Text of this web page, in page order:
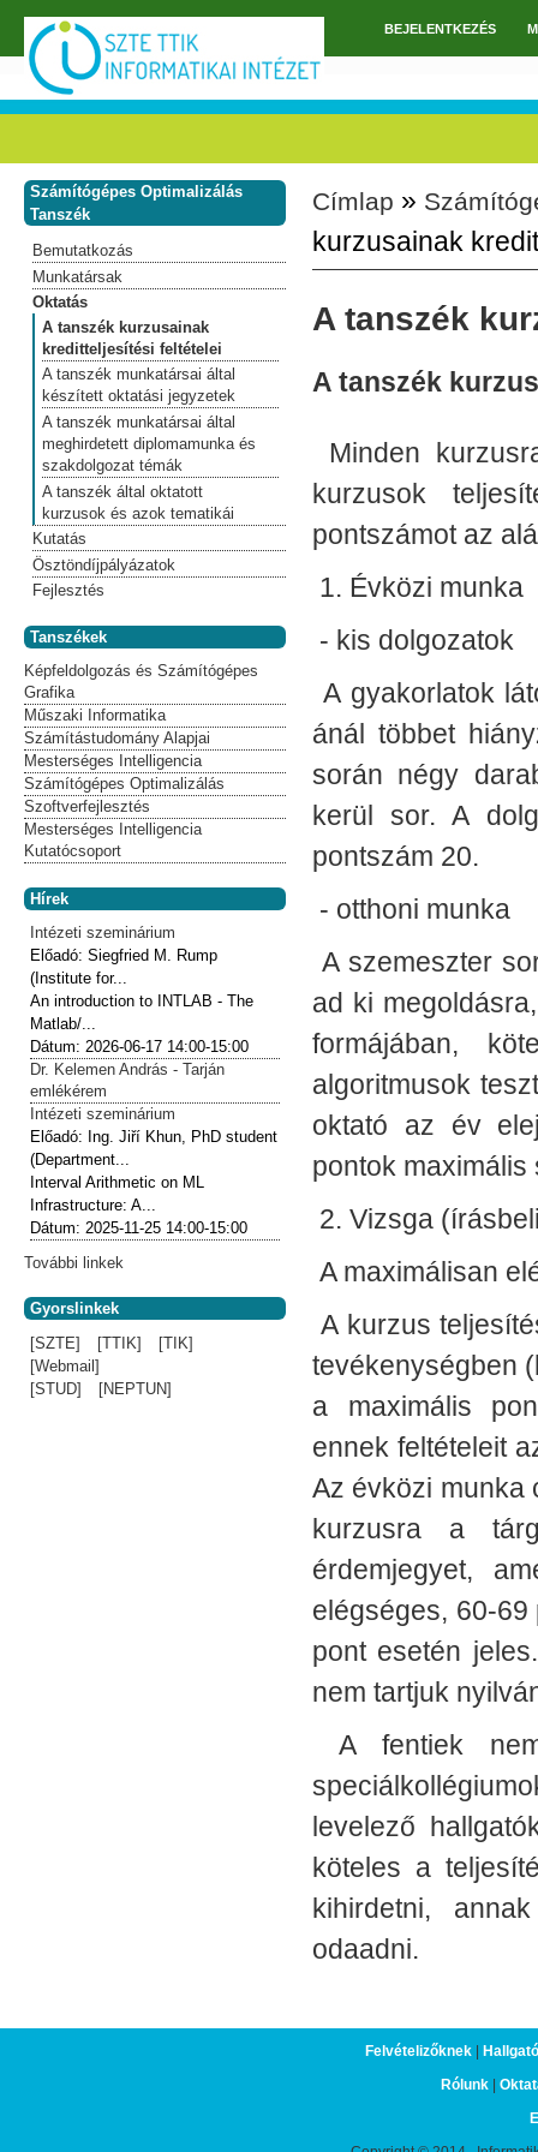
Ugrás a tartalomra
FőmenüBEJELENTKEZÉS
Jelenlegi hely
Címlap »
kurzusainak
A tanszék
A tanszék
Minden
kurzusok
pontszámot az
1. Évközi munka
- kis dolgozatok
A gyakorlatok
ánál többet
során négy
kerül sor. A
pontszám 20.
- otthoni munka
A szemeszter
ad ki
formájában,
algoritmusok
oktató az év
pontok maximális
2. Vizsga
A maximálisan
A kurzus
tevékenységben
a maximális
ennek feltételeit
Az évközi munka
kurzusra a
érdemjegyet,
elégséges, 60-
pont esetén
nem tartjuk
A fentiek
levelező
köteles a
kihirdetni,
odaadni.
Számítógépes Optimalizálás
Tanszék
Bemutatkozás
Munkatársak
Oktatás
A tanszék kurzusainak
kreditteljesítési feltételei
A tanszék munkatársai által
készített oktatási jegyzetek
A tanszék munkatársai által
meghirdetett diplomamunka és
szakdolgozat témák
A tanszék által oktatott
kurzusok és azok tematikái
Kutatás
Ösztöndíjpályázatok
Fejlesztés
Tanszékek
Képfeldolgozás és Számítógépes
Grafika
Műszaki Informatika
Számítástudomány Alapjai
Mesterséges Intelligencia
Számítógépes Optimalizálás
Szoftverfejlesztés
Mesterséges Intelligencia
Kutatócsoport
Hírek
Intézeti szeminárium
Előadó:Siegfried M. Rump
(Institute for...
An introduction to INTLAB - The
Matlab/...
Dátum: 2026-06-17 14:00-15:00
Dr. Kelemen András - Tarján
emlékérem
Intézeti szeminárium
Előadó: Ing. Jiří Khun, PhD student
(Department...
Interval Arithmetic on ML
Infrastructure: A...
Dátum: 2025-11-25 14:00-15:00
További linkek
Gyorslinkek
[SZTE]
[TTIK]
[TIK]
[Webmail]
[STUD]
[NEPTUN]
Felvételizőknek|
Rólunk|